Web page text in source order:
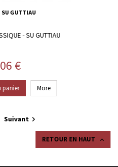
SU GUTTIAU
- SU GUTTIAU
€
panier More
Suivant 
RETOUR EN HAUT 